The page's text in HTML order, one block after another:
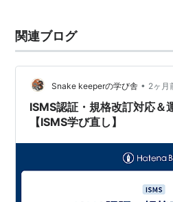
関連ブログ
Snake keeperの学び舎 • 2ヶ月
ISMS認証・規格改訂対応＆
【ISMS学び直し】